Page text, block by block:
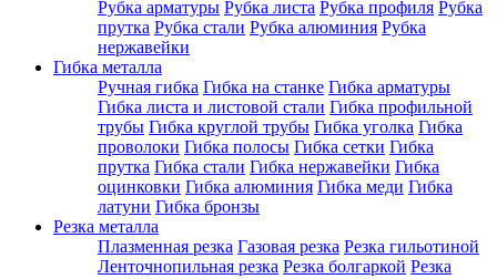
Рубка арматуры Рубка листа Рубка профиля Рубка
прутка Рубка стали Рубка алюминия Рубка
нержавейки
Гибка металла
Ручная гибка Гибка на станке Гибка арматуры
Гибка листа и листовой стали Гибка профильной
трубы Гибка круглой трубы Гибка уголка Гибка
проволоки Гибка полосы Гибка сетки Гибка
прутка Гибка стали Гибка нержавейки Гибка
оцинковки Гибка алюминия Гибка меди Гибка
латуни Гибка бронзы
Резка металла
Плазменная резка Газовая резка Резка гильотиной
Ленточнопильная резка Резка болгаркой Резка